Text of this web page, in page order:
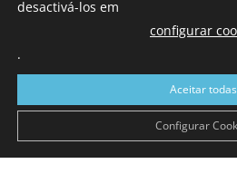
Com sede nas Caldas da
a sul de distrito de Leiria, com
toda a região Oeste. Jornal com
Continental e
desactivá-los em
configurar
.
Aceitar todas
Configurar